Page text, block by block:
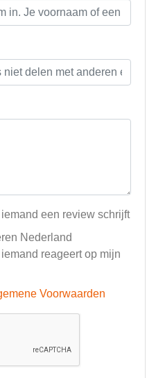
een review schrijft
Nederland
reageert op mijn
Voorwaarden